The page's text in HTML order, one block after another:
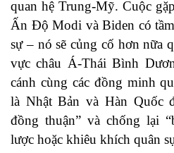
quan hệ Trung-Mỹ. Cuộc
Ấn Độ Modi và Biden có
sự – nó sẽ củng cố hơn nữa
vực châu Á-Thái Bình
cánh cùng các đồng minh
là Nhật Bản và Hàn Quốc
đồng thuận” và chống lại
lược hoặc khiêu khích quân